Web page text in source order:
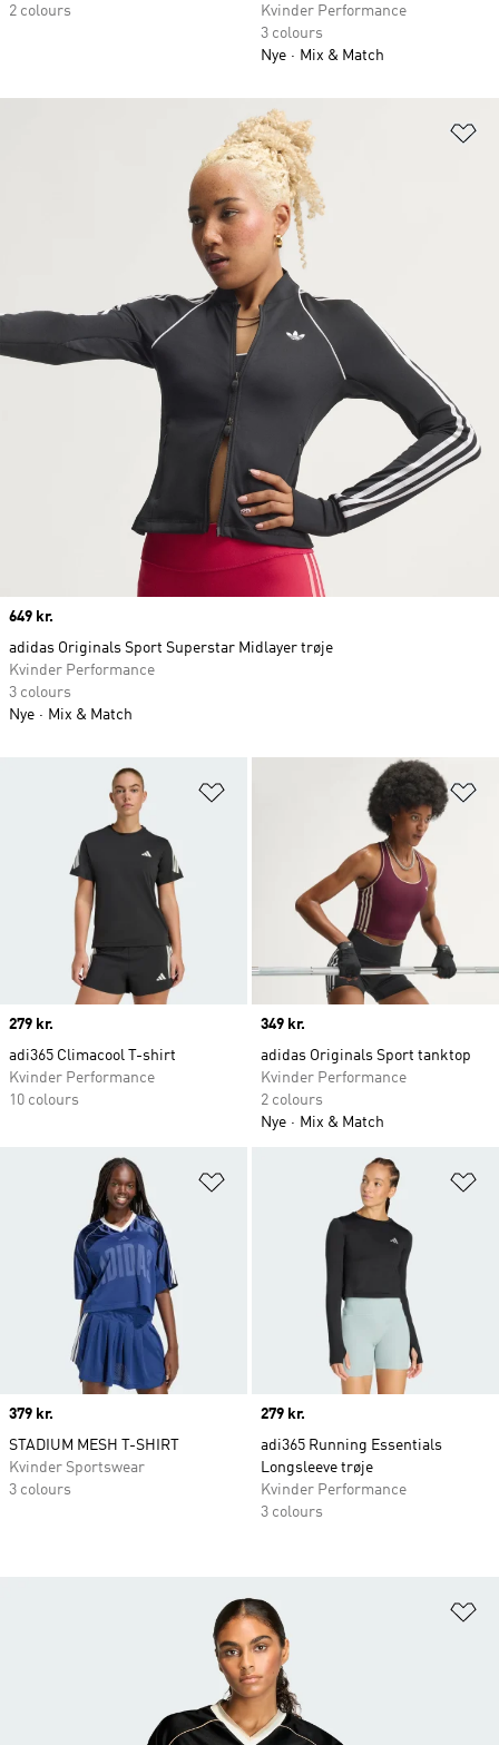
2 colours
Kvinder Performance
3 colours
Nye
Mix & Match
Price
279 kr.
adi365 Climacool T-shirt
Kvinder Performance
10 colours
Price
349 kr.
adidas Originals Sport tanktop
Kvinder Performance
2 colours
Nye
Mix & Match
Price
379 kr.
STADIUM MESH T-SHIRT
Kvinder Sportswear
3 colours
Price
279 kr.
adi365 Running Essentials
Longsleeve trøje
Kvinder Performance
3 colours
Price
649 kr.
adidas Originals Sport Superstar Midlayer trøje
Kvinder Performance
3 colours
Nye
Mix & Match